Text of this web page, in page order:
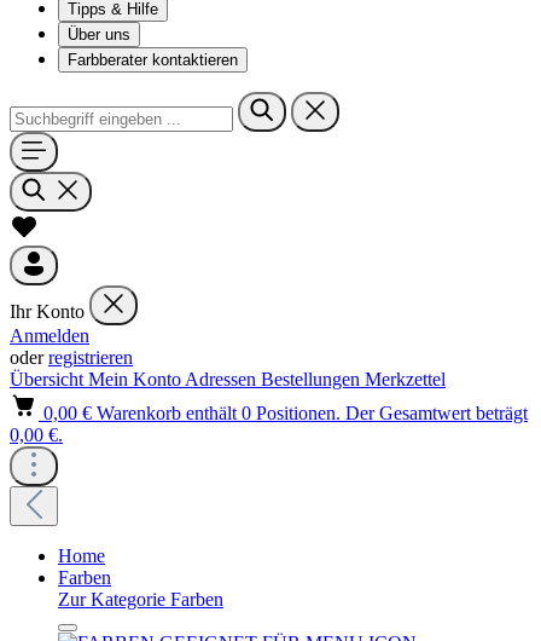
Tipps & Hilfe
Über uns
Farbberater kontaktieren
Ihr Konto
Anmelden
oderregistrieren
Übersicht Mein Konto Adressen Bestellungen Merkzettel
0,00 € Warenkorb enthält 0 Positionen. Der Gesamtwert beträgt
0,00 €.
Home
Farben
Zur Kategorie Farben